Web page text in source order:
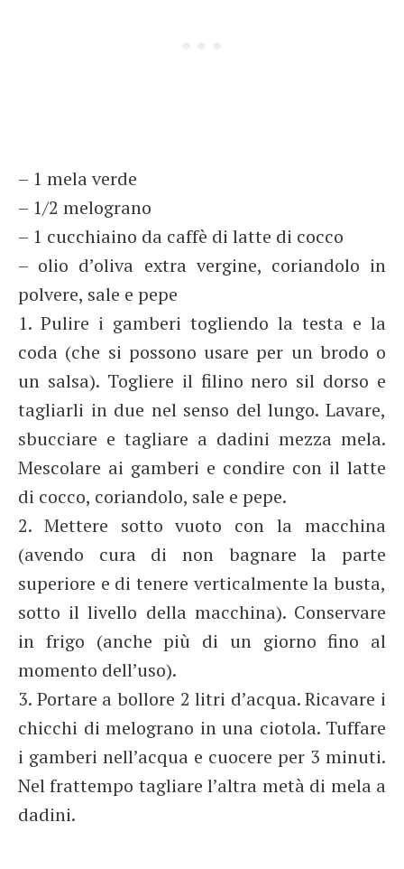
– 1 mela verde
– 1/2 melograno
– 1 cucchiaino da caffè di latte di cocco
– olio d’oliva extra vergine, coriandolo in
polvere, sale e pepe
1. Pulire i gamberi togliendo la testa e la
coda (che si possono usare per un brodo o
un salsa). Togliere il filino nero sil dorso e
tagliarli in due nel senso del lungo. Lavare,
sbucciare e tagliare a dadini mezza mela.
Mescolare ai gamberi e condire con il latte
di cocco, coriandolo, sale e pepe.
2. Mettere sotto vuoto con la macchina
(avendo cura di non bagnare la parte
superiore e di tenere verticalmente la busta,
sotto il livello della macchina). Conservare
in frigo (anche più di un giorno fino al
momento dell’uso).
3. Portare a bollore 2 litri d’acqua. Ricavare i
chicchi di melograno in una ciotola. Tuffare
i gamberi nell’acqua e cuocere per 3 minuti.
Nel frattempo tagliare l’altra metà di mela a
dadini.